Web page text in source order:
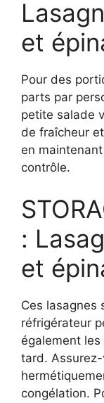
et
Pour des
parts par
petite salade
de fraîcheur
en
contrôle.
:
et
Ces lasagnes
réfrigérateur
également
tard.
congélation.